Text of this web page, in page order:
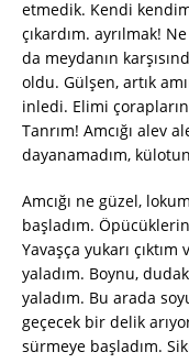
etmedik. Kendi
çıkardım. ayrılmak!
da meydanın
oldu. Gülşen, artık
inledi. Elimi
Tanrım! Amcığı alev
dayanamadım,
Amcığı ne güzel,
başladım.
Yavaşça yukarı
yaladım. Boynu,
yaladım. Bu arada
geçecek bir delik
sürmeye başladım.